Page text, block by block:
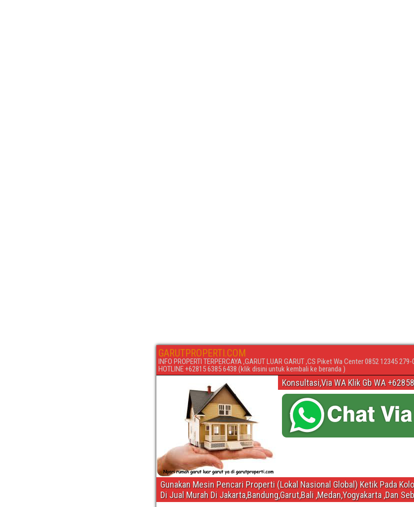
GARUTPROPERTI.COM
INFO PROPERTI TERPERCAYA ,GARUT LUAR GARUT ,CS Piket Wa Center 0852 12345
HOTLINE +62815 6385 6438 (klik disini untuk kembali ke beranda )
Konsultasi,Via WA Klik Gb WA
Gunakan Mesin Pencari Properti (Lokal Nasional Global) Ketik Pada
Di Jual Murah Di Jakarta,Bandung,Garut,Bali ,Medan,Yogyakarta ,Dan